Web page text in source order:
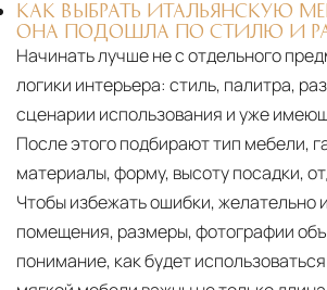
КАК ВЫБРАТЬ ИТАЛЬЯНСКУЮ
ОНА ПОДОШЛА ПО СТИЛЮ И
Начинать лучше не с отдельного
логики интерьера: стиль, палитра,
сценарии использования и уже
После этого подбирают тип мебели,
материалы, форму, высоту посадки,
Чтобы избежать ошибки, желательно
помещения, размеры, фотографии
понимание, как будет